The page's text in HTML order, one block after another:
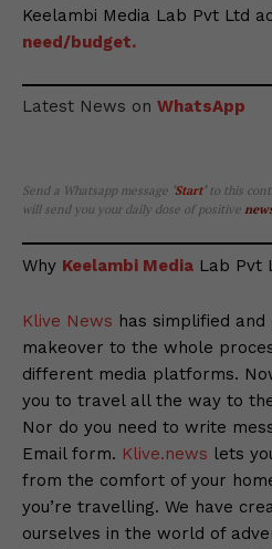
Keelambi Media Lab Pvt Ltd
need/budget.
Latest News on WhatsApp
Send a Whatsapp message Start‘ to this
will send you your daily dose of positive
Why Keelambi Media Lab Pvt
Klive News has simplified
makeover to the whole
different media platforms.
you to travel all the way to
Nor do you need to write
Email form. Klive.news lets
from the comfort of your
you’re travelling. We have
ourselves in the world of